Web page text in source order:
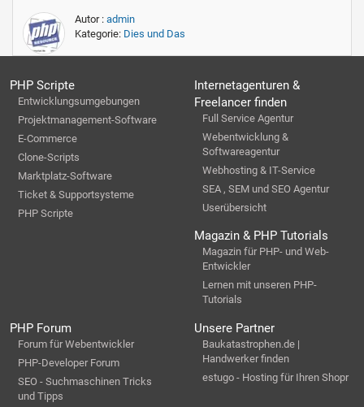
Autor : admin
Kategorie: Dies und Das
PHP Scripte
Entwicklungsumgebungen
Projektmanagement-Software
E-Commerce
Clone-Scripts
Marktplatz-Software
Ticket & Supportsysteme
PHP Scripte
Internetagenturen &
Freelancer finden
Full Service Agentur
Webentwicklung &
Softwareagentur
Webhosting & IT-Service
SEA , SEM und SEO Agentur
Userübersicht
Magazin & PHP Tutorials
Magazin für PHP- und Web-
Entwickler
Lernen mit unseren PHP-
Tutorials
PHP Forum
Forum für Webentwickler
PHP-Developer Forum
SEO - Suchmaschinen Tricks
und Tipps
Unsere Partner
Baukatastrophen.de |
Handwerker finden
estugo - Hosting für Ihren Shopr